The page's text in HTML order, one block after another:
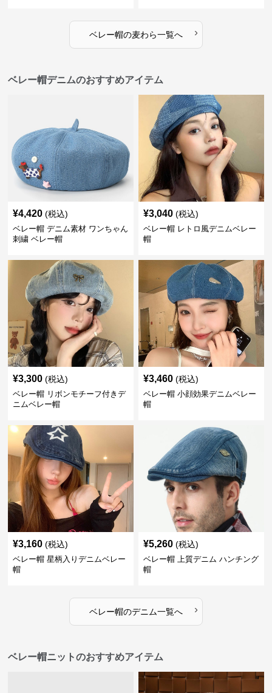
ベレー帽の麦わら一覧へ ›
ベレー帽デニムのおすすめアイテム
¥4,420 (税込)
ベレー帽 デニム素材 ワンちゃん
刺繍 ベレー帽
¥3,040 (税込)
ベレー帽 レトロ風デニムベレー
帽
¥3,300 (税込)
ベレー帽 リボンモチーフ付きデ
ニムベレー帽
¥3,460 (税込)
ベレー帽 小顔効果デニムベレー
帽
¥3,160 (税込)
ベレー帽 星柄入りデニムベレー
帽
¥5,260 (税込)
ベレー帽 上質デニム ハンチング
帽
ベレー帽のデニム一覧へ ›
ベレー帽ニットのおすすめアイテム